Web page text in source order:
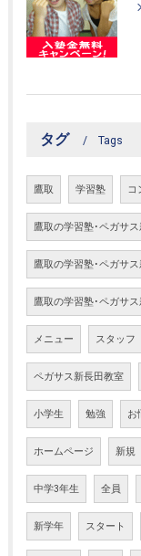
タグ Tags
鷹取 学習塾 コ
鷹取の学習塾･ペガサ
鷹取の学習塾･ペガサ
鷹取の学習塾･ペガサ
メニュー スタッフ
ペガサス新長田教室
小学生 勉強 お
ホームページ 新規
中学3年生 全員
新学年 スタート